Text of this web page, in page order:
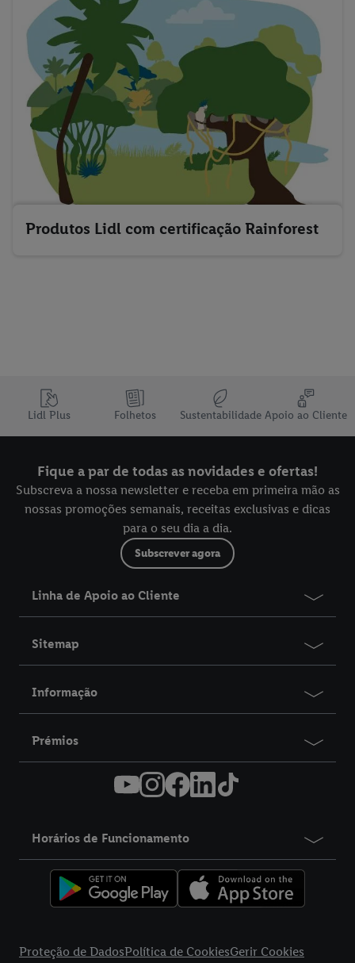
Produtos Lidl com certificação Rainforest
Lidl Plus Folhetos Sustentabilidade Apoio ao Cliente
Fique a par de todas as novidades e ofertas!
Subscreva a nossa newsletter e receba em primeira mão as
nossas promoções semanais, receitas exclusivas e dicas
para o seu dia a dia.
Subscrever agora
Linha de Apoio ao Cliente
Sitemap
Informação
Prémios
Horários de Funcionamento
Proteção de DadosPolítica de CookiesGerir Cookies